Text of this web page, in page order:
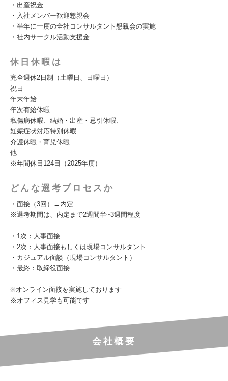
・出産祝金
・入社メンバー歓迎懇親会
・半年に一度の全社コンサルタント懇親会の実施
・社内サークル活動支援金
休日休暇は
完全週休2日制（土曜日、日曜日）
祝日
年末年始
年次有給休暇
私傷病休暇、結婚・出産・忌引休暇、
妊娠症状対応特別休暇
介護休暇・育児休暇
他
※年間休日124日（2025年度）
どんな選考プロセスか
・面接（3回）→内定
※選考期間は、内定まで2週間半~3週間程度
・1次：人事面接
・2次：人事面接もしくは現場コンサルタント
・カジュアル面談（現場コンサルタント）
・最終：取締役面接
※オンライン面接を実施しております
※オフィス見学も可能です
会社概要